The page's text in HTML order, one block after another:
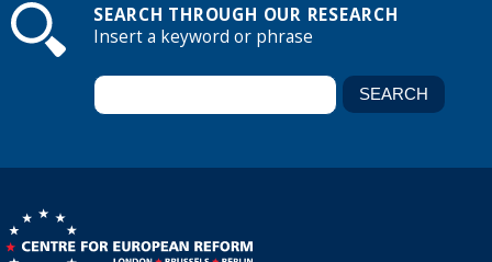
SEARCH THROUGH OUR RESEARCH
Insert a keyword or phrase